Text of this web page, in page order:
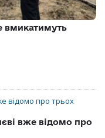
вмикатимуть
вже відомо про